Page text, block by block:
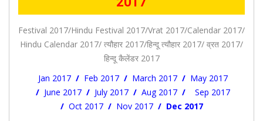
Festival 2017/Hindu Festival 2017/Vrat 2017/Calendar 2017/
Hindu Calendar 2017/ त्यौहार 2017/हिन्दू त्यौहार 2017/ व्रत 2017/
हिन्दू कैलेंडर 2017
Jan 2017/ Feb 2017/ March 2017/ May 2017
/ June 2017/ July 2017/ Aug 2017/ Sep 2017
/ Oct 2017/ Nov 2017/ Dec 2017